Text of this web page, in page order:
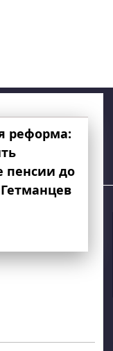
реформа:
пенсии до